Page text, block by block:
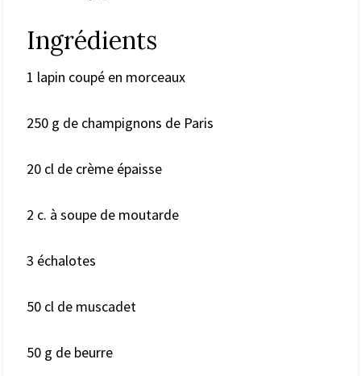
Ingrédients
1 lapin coupé en morceaux
250 g de champignons de Paris
20 cl de crème épaisse
2 c. à soupe de moutarde
3 échalotes
50 cl de muscadet
50 g de beurre